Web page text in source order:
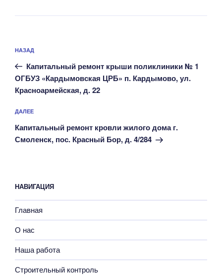
по
записям
Предыдущая
запись:
НАЗАД
Капитальный ремонт крыши поликлиники № 1
ОГБУЗ «Кардымовская ЦРБ» п. Кардымово, ул.
Красноармейская, д. 22
Следующая
запись
ДАЛЕЕ
Капитальный ремонт кровли жилого дома г.
Смоленск, пос. Красный Бор, д. 4/284
НАВИГАЦИЯ
Главная
О нас
Наша работа
Строительный контроль